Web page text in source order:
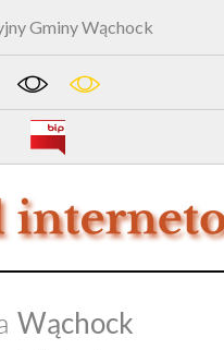
Gminy Wąchock
Wąchock